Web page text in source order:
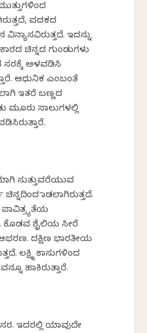
ಪದಕದ
ವಿನ್ಯಾಸವಿರುತ್ತದೆ. ಇದನ್ನು
ಚಿನ್ನದ ಗುಂಡುಗಳು
ಸರಕ್ಕೆ ಅಳವಡಿಸಿ
ಆಧುನಿಕ ಎಂಬಂತೆ
ಇತರೆ ಬಣ್ಣದ
ಮೂರು ಸಾಲುಗಳಲ್ಲಿ
ಸುತ್ತುವರೆಯುವ
ಮಾಡಲಾಗಿರುತ್ತದೆ.
ಪಾವಿತ್ರ್ಯತೆಯ
ಕೊಡವ ಶೈಲಿಯ ಸೀರೆ
ಆಭರಣ. ದಕ್ಷಿಣ ಭಾರತೀಯ
ಲಕ್ಷ್ಮಿ ಕಾಸುಗಳಿಂದ
ಹಾಕಿರುತ್ತಾರೆ.
ಇದರಲ್ಲಿ ಯಾವುದೇ